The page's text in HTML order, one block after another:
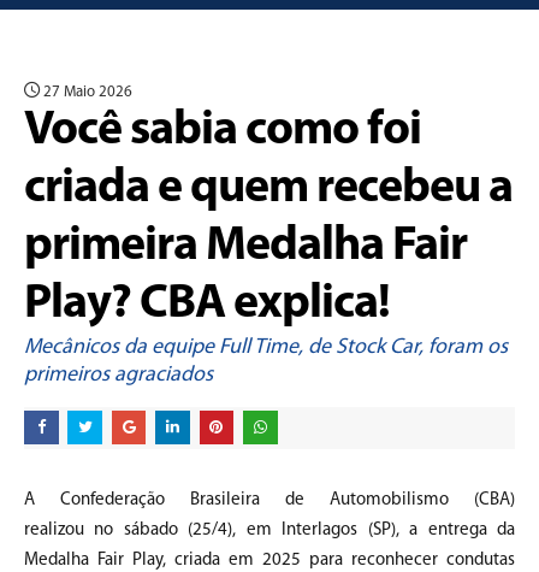
27 Maio 2026
Você sabia como foi
criada e quem recebeu a
primeira Medalha Fair
Play? CBA explica!
Mecânicos da equipe Full Time, de Stock Car, foram os
primeiros agraciados
A Confederação Brasileira de Automobilismo (CBA)
realizou no sábado (25/4), em Interlagos (SP), a entrega da
Medalha Fair Play, criada em 2025 para reconhecer condutas